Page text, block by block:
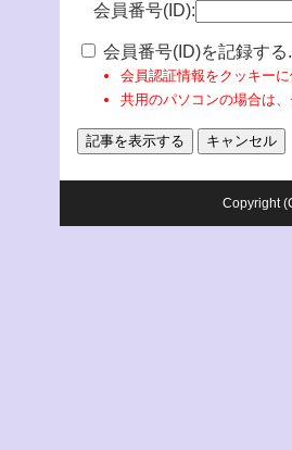
会員番号(ID):
会員番号(ID)を記録する.
会員認証情報をクッキー
共用のパソコンの場合は
Copyright